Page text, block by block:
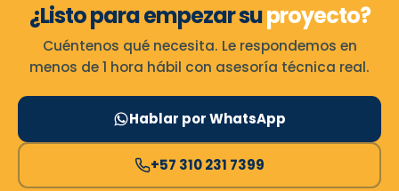
¿Listo para empezar suproyecto?
Cuéntenos qué necesita. Le respondemos en
menos de 1 hora hábil con asesoría técnica real.
Hablar por WhatsApp
+57 310 231 7399